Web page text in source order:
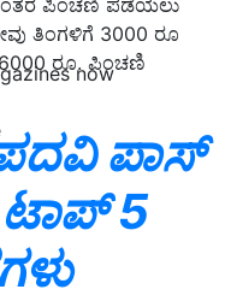
now
ನಂತರ ಪಿಂಚಣಿ ಪಡೆಯಲು
ತಿಂಗಳಿಗೆ 3000 ರೂ
ರೂ. ಪಿಂಚಣಿ
ಪಾಸ್‌
5